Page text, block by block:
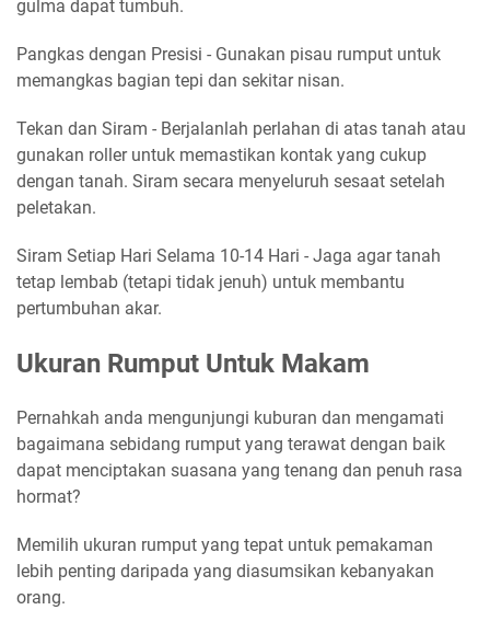
gulma dapat tumbuh.
Pangkas dengan Presisi - Gunakan pisau rumput untuk
memangkas bagian tepi dan sekitar nisan.
Tekan dan Siram - Berjalanlah perlahan di atas tanah atau
gunakan roller untuk memastikan kontak yang cukup
dengan tanah. Siram secara menyeluruh sesaat setelah
peletakan.
Siram Setiap Hari Selama 10-14 Hari - Jaga agar tanah
tetap lembab (tetapi tidak jenuh) untuk membantu
pertumbuhan akar.
Ukuran Rumput Untuk Makam
Pernahkah anda mengunjungi kuburan dan mengamati
bagaimana sebidang rumput yang terawat dengan baik
dapat menciptakan suasana yang tenang dan penuh rasa
hormat?
Memilih ukuran rumput yang tepat untuk pemakaman
lebih penting daripada yang diasumsikan kebanyakan
orang.